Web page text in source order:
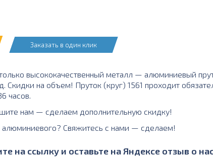
Заказать в один клик
высококачественный металл — алюминиевый
Скидки на объем! Пруток (круг) 1561 проходит
часов.
нам — сделаем дополнительную скидку!
алюминиевого? Свяжитесь с нами — сделаем!
на ссылку и оставьте на Яндексе отзыв о